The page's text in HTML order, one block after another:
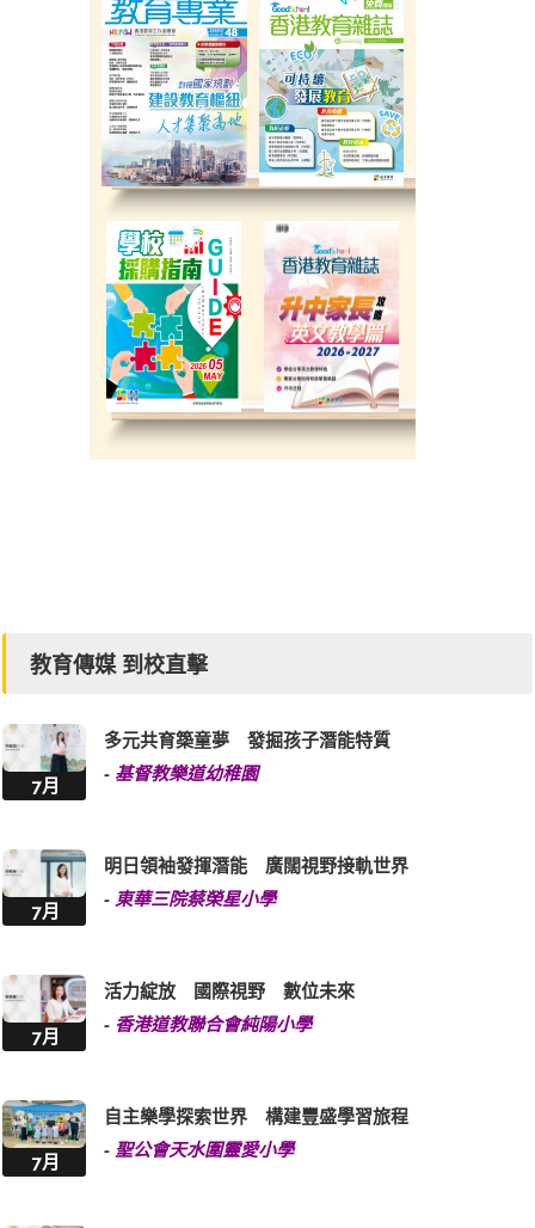
教育傳媒 到校直擊
7月
多元共育築童夢 發掘孩子潛能特質
- 基督教樂道幼稚園
7月
明日領袖發揮潛能 廣闊視野接軌世界
- 東華三院蔡榮星小學
7月
活力綻放 國際視野 數位未來
- 香港道教聯合會純陽小學
7月
自主樂學探索世界 構建豐盛學習旅程
- 聖公會天水圍靈愛小學